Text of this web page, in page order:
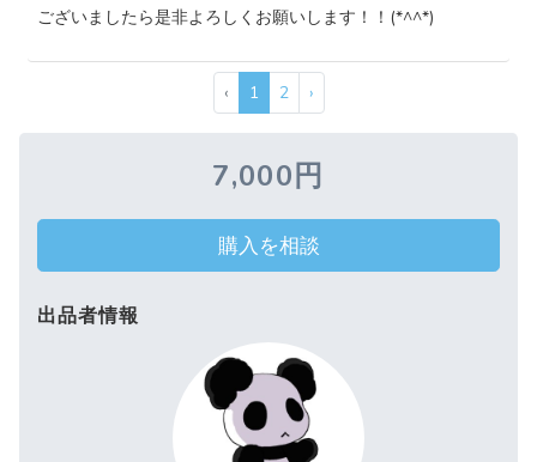
ございましたら是非よろしくお願いします！！(*^^*)
‹ 1 2 ›
7,000円
購入を相談
出品者情報